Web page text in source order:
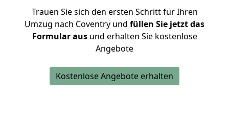
Trauen Sie sich den ersten Schritt für Ihren
Umzug nach Coventry und füllen Sie jetzt das
Formular ausund erhalten Sie kostenlose
Angebote
Kostenlose Angebote erhalten